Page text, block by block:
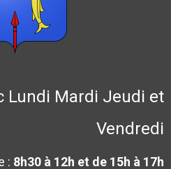
Lundi Mardi Jeudi et
Vendredi
: 8h30 à 12h et de 15h à 17h